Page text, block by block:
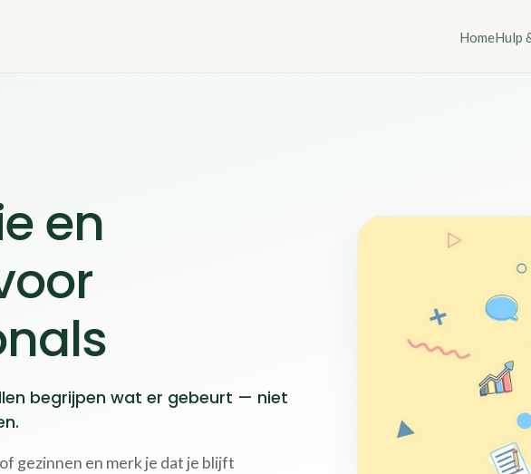
HomeHulp
en
begrijpen wat er gebeurt — niet
gezinnen en merk je dat je blijft